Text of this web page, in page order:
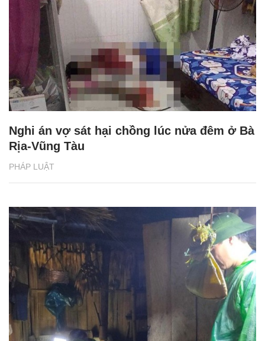
PHÁP LUẬT
Nghi án vợ sát hại chồng lúc nửa đêm ở Bà
Rịa-Vũng Tàu